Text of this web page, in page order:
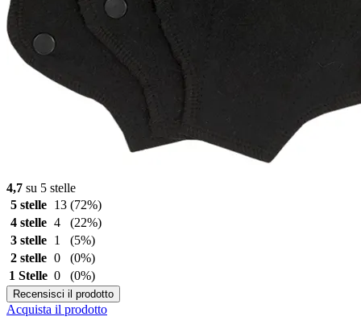
4,7 su 5 stelle
5 stelle
13 (72%)
4 stelle 4
(22%)
3 stelle
1
(5%)
2 stelle 0
(0%)
1 Stelle 0 (0%)
Recensisci il prodotto
Acquista il prodotto